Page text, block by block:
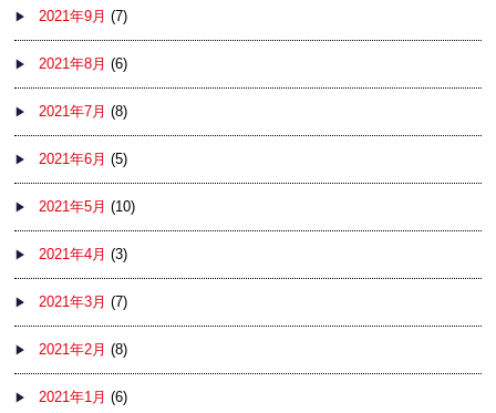
2021年9月 (7)
2021年8月 (6)
2021年7月 (8)
2021年6月 (5)
2021年5月 (10)
2021年4月 (3)
2021年3月 (7)
2021年2月 (8)
2021年1月 (6)